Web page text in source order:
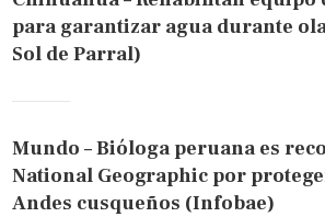
para garantizar agua durante
Sol de Parral)
Mundo – Bióloga peruana es
National Geographic por
Andes cusqueños (Infobae)